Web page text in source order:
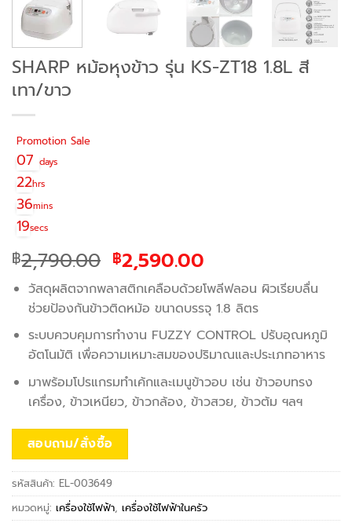
SHARP หม้อหุงข้าว รุ่น KS-ZT18 1.8L สี
เทา/ขาว
Promotion Sale
07 days
22hrs
36mins
19secs
฿2,790.00 Original
price
was:
฿2,790.00.
฿2,590.00
price
is:
฿2,590.00.
วัสดุผลิตจากพลาสติกเคลือบด้วยโพลีฟลอน ผิวเรียบลื่น
ช่วยป้องกันข้าวติดหม้อ ขนาดบรรจุ 1.8 ลิตร
ระบบควบคุมการทำงาน FUZZY CONTROL ปรับอุณหภูมิ
อัตโนมัติ เพื่อความเหมาะสมของปริมาณและประเภทอาหาร
มาพร้อมโปรแกรมทำเค้กและเมนูข้าวอบ เช่น ข้าวอบทรง
เครื่อง, ข้าวเหนียว, ข้าวกล้อง, ข้าวสวย, ข้าวต้ม ฯลฯ
สอบถาม/สั่งซื้อ
รหัสสินค้า: EL-003649
หมวดหมู่: เครื่องใช้ไฟฟ้า, เครื่องใช้ไฟฟ้าในครัว